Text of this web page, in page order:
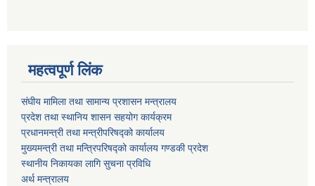
महत्वपूर्ण लिंक
संघीय मामिला तथा सामान्य प्रशासन मन्त्रालय
प्रदेश तथा स्थानिय शासन सहयोग कार्यक्रम
प्रधानमन्त्री तथा मन्त्रीपरिषद्को कार्यालय
मुख्यमन्त्री तथा मन्त्रिपरिषद्को कार्यालय गण्डकी प्रदेश
स्थानीय निकायका लागि सुचना प्रविधि
अर्थ मन्त्रालय